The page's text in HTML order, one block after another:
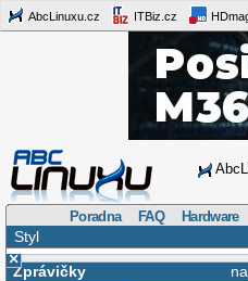
AbcLinuxu.cz ITBiz.cz
Poradna FAQ Hardware
Styl
×
Zprávičky